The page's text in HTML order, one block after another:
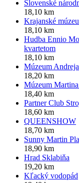
Slovenské
18,10 km
Krajanské
18,10 km
Hudba Ennio
kvartetom
18,10 km
Múzeum
18,20 km
Múzeum
18,40 km
Partner Club
18,60 km
QUEENSHOW
18,70 km
Sunny Martin
18,90 km
Hrad Sklabiňa
19,20 km
Kľacký vodopád